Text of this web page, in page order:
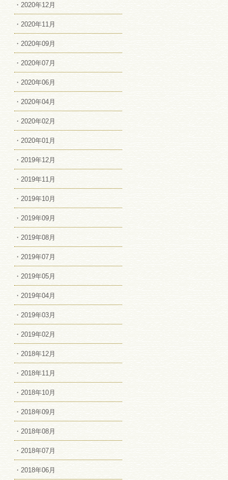
・2020年12月
・2020年11月
・2020年09月
・2020年07月
・2020年06月
・2020年04月
・2020年02月
・2020年01月
・2019年12月
・2019年11月
・2019年10月
・2019年09月
・2019年08月
・2019年07月
・2019年05月
・2019年04月
・2019年03月
・2019年02月
・2018年12月
・2018年11月
・2018年10月
・2018年09月
・2018年08月
・2018年07月
・2018年06月